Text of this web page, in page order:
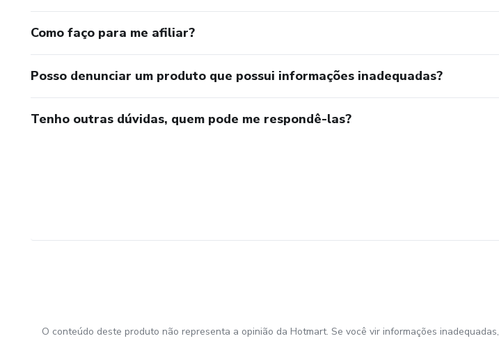
Como faço para me afiliar?
Posso denunciar um produto que possui informações inadequadas?
Tenho outras dúvidas, quem pode me respondê-las?
O conteúdo deste produto não representa a opinião da Hotmart. Se você vir informações inadequadas,